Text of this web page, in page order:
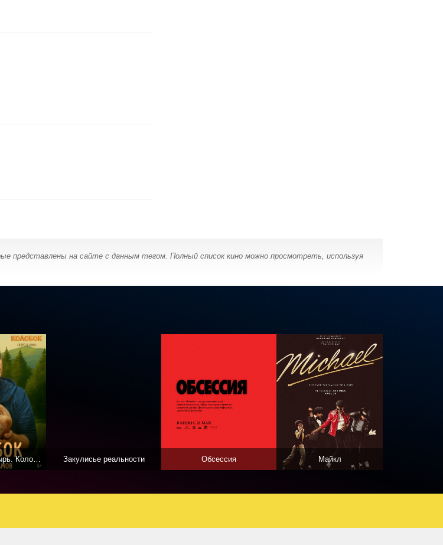
представлены на сайте с данным тегом. Полный список кино можно просмотреть, используя
Последний богатырь. Колобок Закулисье реальности Обсессия Майкл